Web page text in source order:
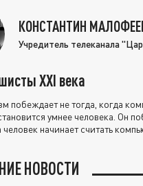
КОНСТАНТИН
Учредитель телеканала
XXI века
побеждает не тогда, когда
умнее человека. Он
человек начинает считать
НОВОСТИ